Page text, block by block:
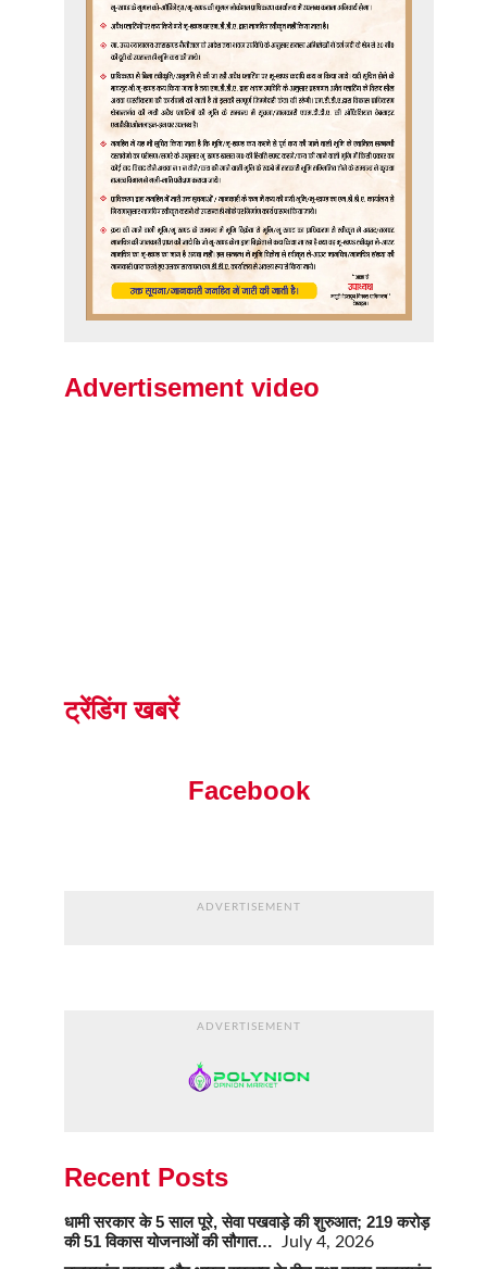
Advertisement video
ट्रेंडिंग खबरें
Facebook
ADVERTISEMENT
ADVERTISEMENT
Recent Posts
धामी सरकार के 5 साल पूरे, सेवा पखवाड़े की शुरुआत; 219 करोड़
की 51 विकास योजनाओं की सौगात… July 4, 2026